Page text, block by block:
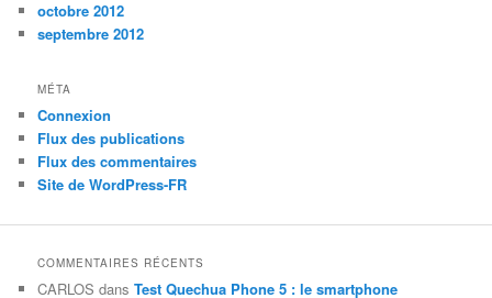
octobre 2012
septembre 2012
MÉTA
Connexion
Flux des publications
Flux des commentaires
Site de WordPress-FR
COMMENTAIRES RÉCENTS
CARLOS dansTest Quechua Phone 5 : le smartphone